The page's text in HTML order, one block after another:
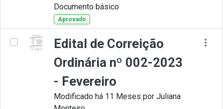
Documento básico
Aprovado
Edital de Correição
Ordinária nº 002-2023
- Fevereiro
Modificado há 11 Meses por Juliana